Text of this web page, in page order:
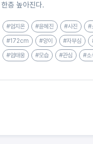
한층 높아진다.
#엄지온 #윤혜진 #사진 #
#172cm #양이 #자부심
#엄태웅 #모습 #관심 #소